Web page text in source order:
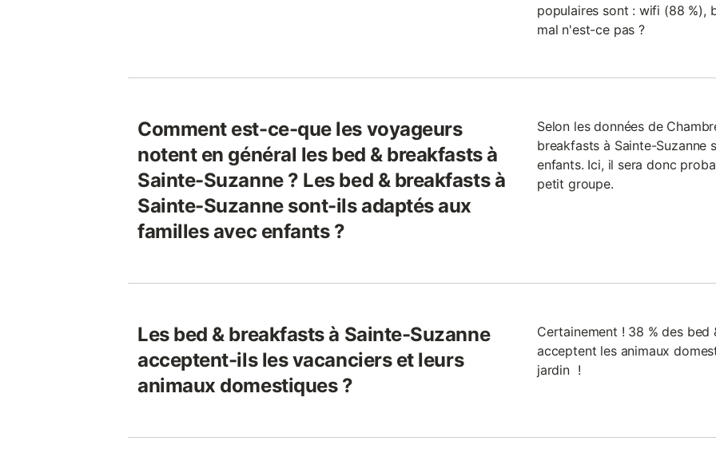
populaires sont : wifi (88 %),
mal n'est-ce pas ?
Comment est-ce-que les voyageurs
notent en général les bed & breakfasts à
Sainte-Suzanne ? Les bed & breakfasts à
Sainte-Suzanne sont-ils adaptés aux
familles avec enfants ?
Selon les données de
breakfasts à Sainte-Suzanne
enfants. Ici, il sera donc
petit groupe.
Les bed & breakfasts à Sainte-Suzanne
acceptent-ils les vacanciers et leurs
animaux domestiques ?
Certainement ! 38 % des bed
acceptent les animaux
jardin !